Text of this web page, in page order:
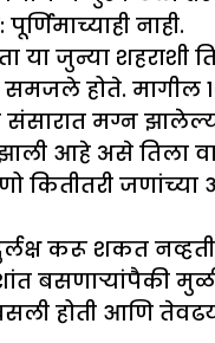
नाही.
जुन्या शहराशी
समजले होते.
संसारात मग्न
आहे असे तिला
कितीतरी
शकत नव्हती.
बसणाऱ्यांपैकी
होती आणि